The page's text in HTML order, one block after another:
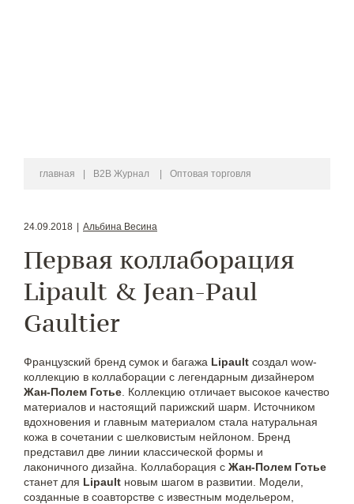
главная B2B Журнал Оптовая торговля
24.09.2018 Альбина Весина
Первая коллаборация
Lipault & Jean-Paul
Gaultier
Французский бренд сумок и багажа Lipault создал wow-
коллекцию в коллаборации с легендарным дизайнером
Жан-Полем Готье . Коллекцию отличает высокое качество
материалов и настоящий парижский шарм. Источником
вдохновения и главным материалом стала натуральная
кожа в сочетании с шелковистым нейлоном. Бренд
представил две линии классической формы и
лаконичного дизайна. Коллаборация с Жан-Полем Готье
станет для Lipault новым шагом в развитии. Модели,
созданные в соавторстве с известным модельером,